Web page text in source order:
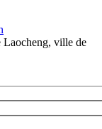
Laocheng, ville de